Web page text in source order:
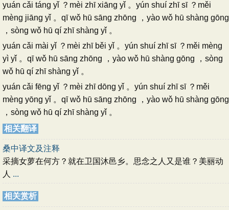
yuán cǎi táng yǐ ？mèi zhī xiāng yǐ 。yún shuí zhī sī ？měi
mèng jiāng yǐ 。qī wǒ hū sāng zhōng ，yào wǒ hū shàng gōng
，sòng wǒ hū qí zhī shàng yǐ 。
yuán cǎi mài yǐ ？mèi zhī běi yǐ 。yún shuí zhī sī ？měi mèng
yì yǐ 。qī wǒ hū sāng zhōng ，yào wǒ hū shàng gōng ，sòng
wǒ hū qí zhī shàng yǐ 。
yuán cǎi fēng yǐ ？mèi zhī dōng yǐ 。yún shuí zhī sī ？měi
mèng yōng yǐ 。qī wǒ hū sāng zhōng ，yào wǒ hū shàng gōng
，sòng wǒ hū qí zhī shàng yǐ 。
相关翻译
桑中译文及注释
采摘女萝在何方？就在卫国沐邑乡。思念之人又是谁？美丽动
人 ...
相关赏析